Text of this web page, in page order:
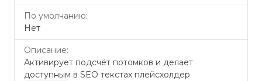
Нет
Активирует подсчёт потомков и делает
доступным в SEO текстах плейсхолдер